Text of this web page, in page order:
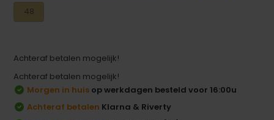
48
Achteraf betalen mogelijk!
Achteraf betalen mogelijk!
Morgen in huis op werkdagen besteld voor 16:00u
Achteraf betalen Klarna & Riverty